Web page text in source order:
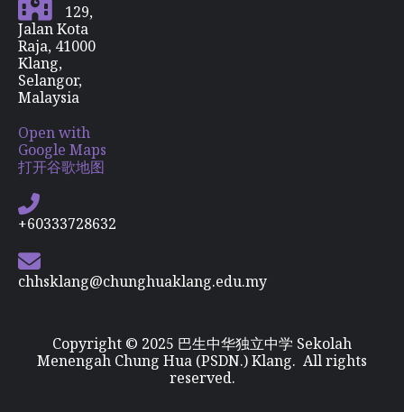
129,
Jalan Kota
Raja, 41000
Klang,
Selangor,
Malaysia
Open with
Google Maps
打开谷歌地图
+60333728632
chhsklang@chunghuaklang.edu.my
Copyright © 2025 巴生中华独立中学 Sekolah
Menengah Chung Hua (PSDN.) Klang. All rights
reserved.